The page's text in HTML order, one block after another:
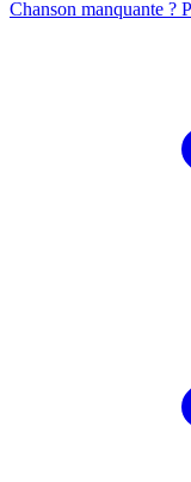
Chanson manquante ?